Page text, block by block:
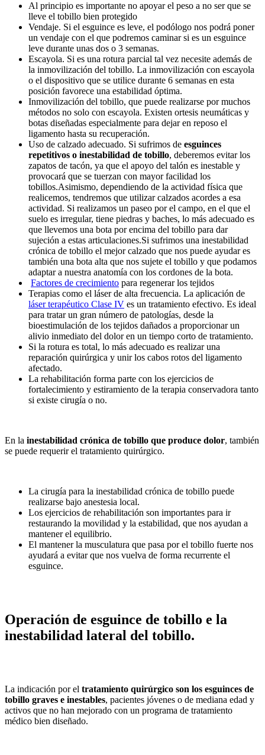
Al principio es importante no apoyar el peso a no ser que se
lleve el tobillo bien protegido
Vendaje. Si el esguince es leve, el podólogo nos podrá poner
un vendaje con el que podremos caminar si es un esguince
leve durante unas dos o 3 semanas.
Escayola. Si es una rotura parcial tal vez necesite además de
la inmovilización del tobillo. La inmovilización con escayola
o el dispositivo que se utilice durante 6 semanas en esta
posición favorece una estabilidad óptima.
Inmovilización del tobillo, que puede realizarse por muchos
métodos no solo con escayola. Existen ortesis neumáticas y
botas diseñadas especialmente para dejar en reposo el
ligamento hasta su recuperación.
Uso de calzado adecuado. Si sufrimos de esguinces
repetitivos o inestabilidad de tobillo, deberemos evitar los
zapatos de tacón, ya que el apoyo del talón es inestable y
provocará que se tuerzan con mayor facilidad los
tobillos.Asimismo, dependiendo de la actividad física que
realicemos, tendremos que utilizar calzados acordes a esa
actividad. Si realizamos un paseo por el campo, en el que el
suelo es irregular, tiene piedras y baches, lo más adecuado es
que llevemos una bota por encima del tobillo para dar
sujeción a estas articulaciones.Si sufrimos una inestabilidad
crónica de tobillo el mejor calzado que nos puede ayudar es
también una bota alta que nos sujete el tobillo y que podamos
adaptar a nuestra anatomía con los cordones de la bota.
Factores de crecimiento para regenerar los tejidos
Terapias como el láser de alta frecuencia. La aplicación de
láser terapéutico Clase IV es un tratamiento efectivo. Es ideal
para tratar un gran número de patologías, desde la
bioestimulación de los tejidos dañados a proporcionar un
alivio inmediato del dolor en un tiempo corto de tratamiento.
Si la rotura es total, lo más adecuado es realizar una
reparación quirúrgica y unir los cabos rotos del ligamento
afectado.
La rehabilitación forma parte con los ejercicios de
fortalecimiento y estiramiento de la terapia conservadora tanto
si existe cirugía o no.
En la inestabilidad crónica de tobillo que produce dolor, también
se puede requerir el tratamiento quirúrgico.
La cirugía para la inestabilidad crónica de tobillo puede
realizarse bajo anestesia local.
Los ejercicios de rehabilitación son importantes para ir
restaurando la movilidad y la estabilidad, que nos ayudan a
mantener el equilibrio.
El mantener la musculatura que pasa por el tobillo fuerte nos
ayudará a evitar que nos vuelva de forma recurrente el
esguince.
Operación de esguince de tobillo e la
inestabilidad lateral del tobillo.
La indicación por el tratamiento quirúrgico son los esguinces de
tobillo graves e inestables, pacientes jóvenes o de mediana edad y
activos que no han mejorado con un programa de tratamiento
médico bien diseñado.